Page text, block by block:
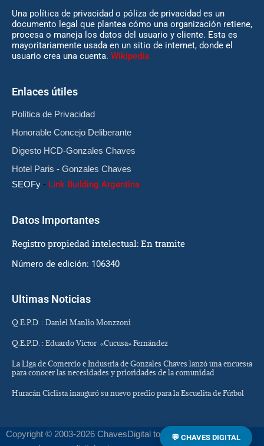
Una política de privacidad o póliza de privacidad es un
documento legal que plantea cómo una organización retiene,
procesa o maneja los datos del usuario y cliente. Esta es
mayoritariamente usada en un sitio de internet, donde el
usuario crea una cuenta. Wikipedia
Enlaces útiles
Política de Privacidad
Honorable Concejo Deliberante
Digesto HCD-Gonzales Chaves
Hotel Paris - Gonzales Chaves
SEOFy - Link Building Argentina
Datos Importantes
Registro propiedad intelectual: En tramite
Número de edición: 106340
Ultimas Noticias
Q.E.P.D. : Daniel Manlio Monzzoni
Q.E.P.D. : Eduardo Víctor «Cucusa» Fernández
La Liga de Comercio e Industria de Gonzales Chaves lanzó una encuesta
para conocer las necesidades y prioridades de la comunidad
Huracán Ciclista inauguró su nuevo predio para la Escuelita de Fútbol
Copyright © 2003-2026 ChavesDigital todos los derechos
💬 CHAVES DIGITAL